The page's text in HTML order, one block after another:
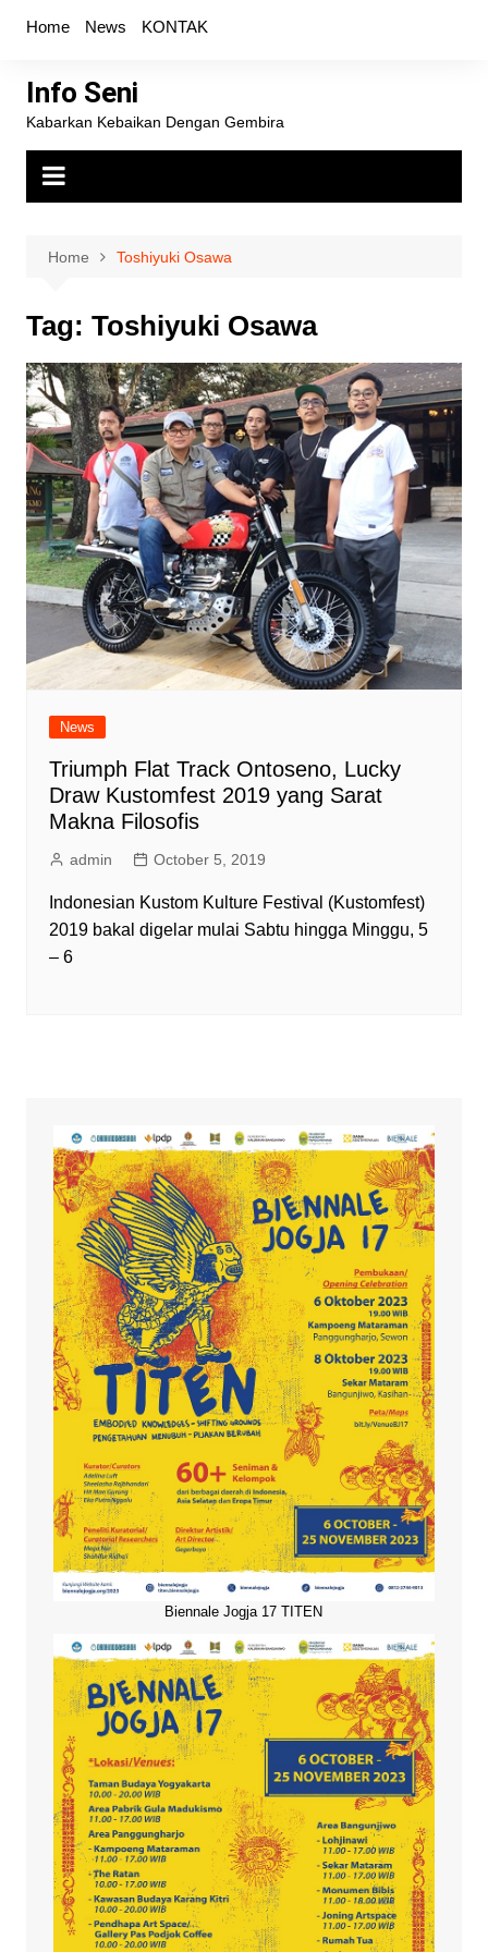
Home News KONTAK
Info Seni
Kabarkan Kebaikan Dengan Gembira
Home Toshiyuki Osawa
Tag: Toshiyuki Osawa
News
Triumph Flat Track Ontoseno, Lucky
Draw Kustomfest 2019 yang Sarat
Makna Filosofis
admin October 5, 2019
Indonesian Kustom Kulture Festival (Kustomfest)
2019 bakal digelar mulai Sabtu hingga Minggu, 5
– 6
Biennale Jogja 17 TITEN